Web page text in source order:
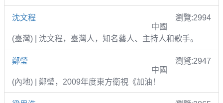
沈文程
瀏覽:2994
中國
(臺灣) | 沈文程，臺灣人，知名藝人、主持人和歌手。
鄭瑩
瀏覽:2947
中國
(內地) | 鄭瑩，2009年度東方衛視《加油！